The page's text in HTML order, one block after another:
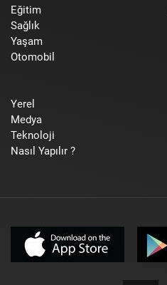
Eğitim
Sağlık
Yaşam
Otomobil
Yerel
Medya
Teknoloji
Nasıl Yapılır ?